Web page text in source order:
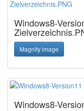
Windows8-
Magnify image
Windows8-